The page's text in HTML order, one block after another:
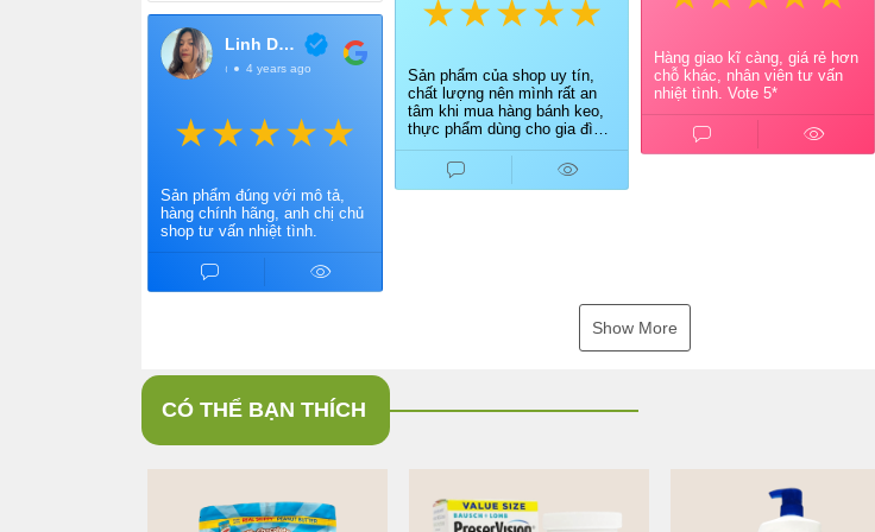
Linh Dang
@LinhDang4 years ago
Sản phẩm đúng với mô tả,
hàng chính hãng, anh chị chủ
shop tư vấn nhiệt tình.
Sản phẩm của shop uy tín,
chất lượng nên mình rất an
tâm khi mua hàng bánh keo,
thực phẩm dùng cho gia đình.
Điểm cộng cho chủ shop tư
vấn nhiệt tình, giao hàng
nhanh.
Hàng giao kĩ càng, giá rẻ hơn
chỗ khác, nhân viên tư vấn
nhiệt tình. Vote 5*
Show More
CÓ THỂ BẠN THÍCH